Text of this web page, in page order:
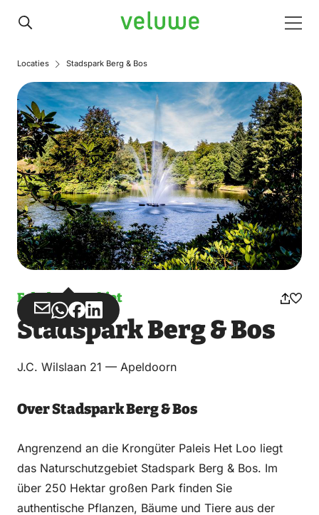
Veluwe
Locaties Stadspark Berg & Bos
Erholungsgebiet
Teilen
über
Teilen
über
Teilen
auf
Teilen
auf
Stadspark Berg & Bos
J.C. Wilslaan 21 — Apeldoorn
Over Stadspark Berg & Bos
Angrenzend an die Krongüter Paleis Het Loo liegt
das Naturschutzgebiet Stadspark Berg & Bos. Im
über 250 Hektar großen Park finden Sie
authentische Pflanzen, Bäume und Tiere aus der